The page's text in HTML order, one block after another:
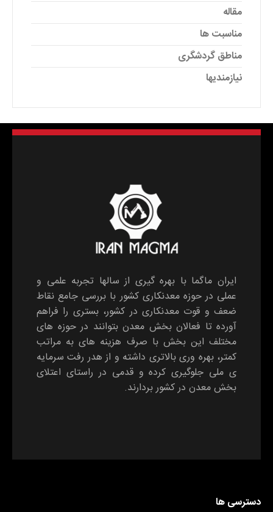
مقاله
مناسبت ها
مناطق گردشگری
نیازمندیها
ایران ماگما با بهره گیری از سالها تجربه علمی و
عملی در حوزه معدنکاری کشور با بررسی جامع نقاط
ضعف و قوت معدنکاری در کشور، بستری را فراهم
آورده تا فعالان بخش معدن بتوانند در حوزه های
مختلف این بخش با صرف هزینه های به مراتب
کمتر، بهره وری بالاتری داشته و از هدر رفت سرمایه
ی ملی جلوگیری کرده و قدمی در راستای اعتلای
بخش معدن در کشور بردارند.
دسترسی ها